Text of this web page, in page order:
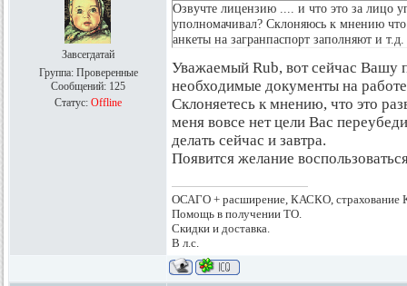
Завсегдатай
Группа: Проверенные
Сообщений: 125
Статус: Offline
Озвучте лицензию .... и что это за лицо
уполномачивал? Склоняюсь к мнению что
анкеты на загранпаспорт заполняют и
Уважаемый Rub, вот сейчас Вашу
необходимые документы на
Склоняетесь к мнению, что это
меня вовсе нет цели Вас
делать сейчас и завтра.
Появится желание
ОСАГО + расширение, КАСКО,
Помощь в получении ТО.
Скидки и доставка.
В л.с.